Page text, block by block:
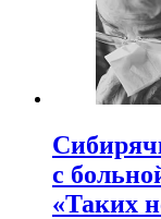
с
«Таких